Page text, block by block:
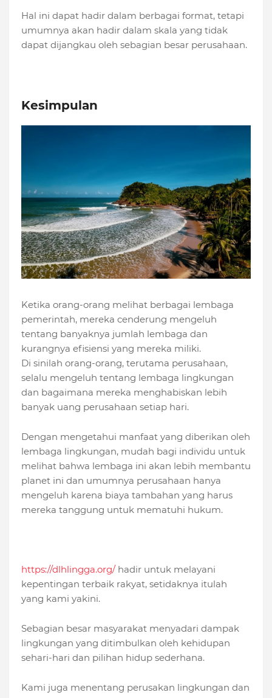
Hal ini dapat hadir dalam berbagai format, tetapi
umumnya akan hadir dalam skala yang tidak
dapat dijangkau oleh sebagian besar perusahaan.
Kesimpulan
Ketika orang-orang melihat berbagai lembaga
pemerintah, mereka cenderung mengeluh
tentang banyaknya jumlah lembaga dan
kurangnya efisiensi yang mereka miliki.
Di sinilah orang-orang, terutama perusahaan,
selalu mengeluh tentang lembaga lingkungan
dan bagaimana mereka menghabiskan lebih
banyak uang perusahaan setiap hari.
Dengan mengetahui manfaat yang diberikan oleh
lembaga lingkungan, mudah bagi individu untuk
melihat bahwa lembaga ini akan lebih membantu
planet ini dan umumnya perusahaan hanya
mengeluh karena biaya tambahan yang harus
mereka tanggung untuk mematuhi hukum.
https://dlhlingga.org/hadir untuk melayani
kepentingan terbaik rakyat, setidaknya itulah
yang kami yakini.
Sebagian besar masyarakat menyadari dampak
lingkungan yang ditimbulkan oleh kehidupan
sehari-hari dan pilihan hidup sederhana.
Kami juga menentang perusakan lingkungan dan